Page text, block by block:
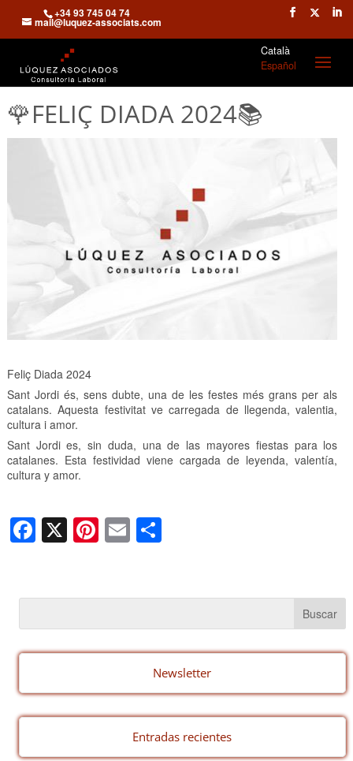
+34 93 745 04 74
mail@luquez-associats.com
Català
Español
🌹FELIÇ DIADA 2024📚
Feliç Diada 2024
Sant Jordi és, sens dubte, una de les festes més grans per als
catalans. Aquesta festivitat ve carregada de llegenda, valentia,
cultura i amor.
Sant Jordi es, sin duda, una de las mayores fiestas para los
catalanes. Esta festividad viene cargada de leyenda, valentía,
cultura y amor.
F
a
e
b
o
k
X Pi
nt
e
st
E
m
C
p
ar
tir
Newsletter
Entradas recientes